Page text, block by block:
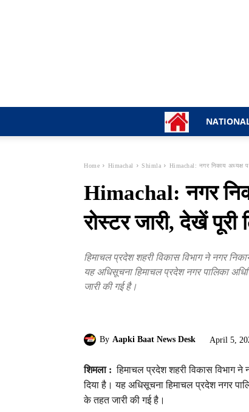
Home Himachal Shimla Himachal: नगर निकाय अध्यक्ष
Himachal: नगर
रोस्टर जारी, देखें पूरी
हिमाचल प्रदेश शहरी विकास विभाग ने नगर
यह अधिसूचना हिमाचल प्रदेश नगर पालिका
जारी की गई है।
By Aapki Baat News Desk April 5,
शिमला : हिमाचल प्रदेश शहरी विकास विभाग ने
दिया है। यह अधिसूचना हिमाचल प्रदेश नगर
के तहत जारी की गई है।